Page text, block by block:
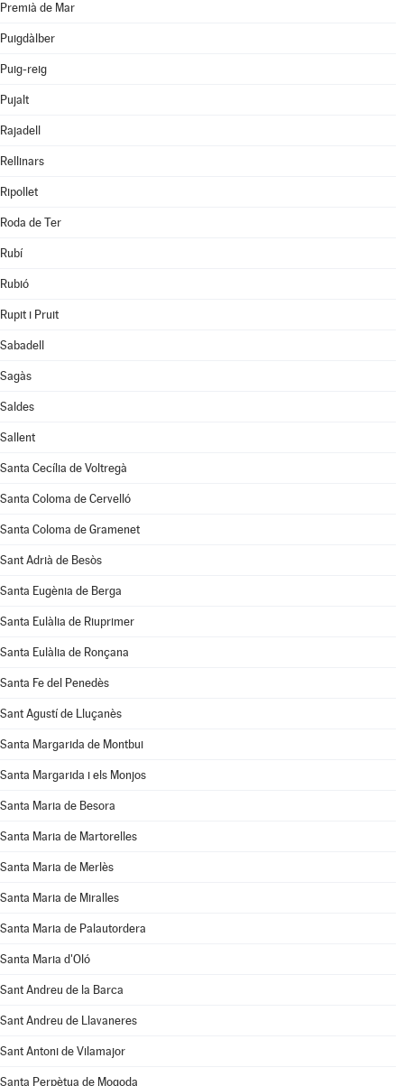
Premià de Mar
Puigdàlber
Puig-reig
Pujalt
Rajadell
Rellinars
Ripollet
Roda de Ter
Rubí
Rubió
Rupit i Pruit
Sabadell
Sagàs
Saldes
Sallent
Santa Cecília de Voltregà
Santa Coloma de Cervelló
Santa Coloma de Gramenet
Sant Adrià de Besòs
Santa Eugènia de Berga
Santa Eulàlia de Riuprimer
Santa Eulàlia de Ronçana
Santa Fe del Penedès
Sant Agustí de Lluçanès
Santa Margarida de Montbui
Santa Margarida i els Monjos
Santa Maria de Besora
Santa Maria de Martorelles
Santa Maria de Merlès
Santa Maria de Miralles
Santa Maria de Palautordera
Santa Maria d'Oló
Sant Andreu de la Barca
Sant Andreu de Llavaneres
Sant Antoni de Vilamajor
Santa Perpètua de Mogoda